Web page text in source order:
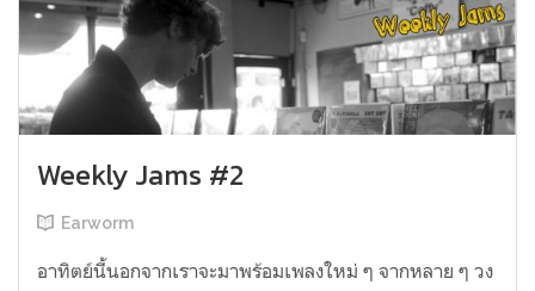
Weekly Jams #2
Earworm
อาทิตย์นี้นอกจากเราจะมาพร้อมเพลงใหม่ ๆ จากหลาย ๆ วง